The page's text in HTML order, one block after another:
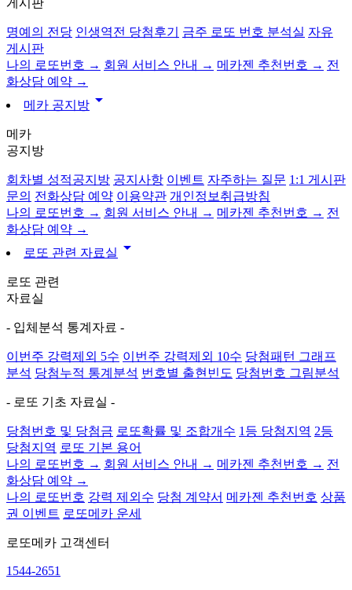
명예의 전당 인생역전 당첨후기 금주 로또 번호 분석실 자유
게시판
나의 로또번호 → 회원 서비스 안내 → 메카젠 추천번호 → 전
화상담 예약 →
메카 공지방 arrow_drop_down
메카
공지방
회차별 성적공지방 공지사항 이벤트 자주하는 질문 1:1 게시판
문의 전화상담 예약 이용약관 개인정보취급방침
나의 로또번호 → 회원 서비스 안내 → 메카젠 추천번호 → 전
화상담 예약 →
로또 관련 자료실 arrow_drop_down
로또 관련
자료실
- 입체분석 통계자료 -
이번주 강력제외 5수 이번주 강력제외 10수 당첨패턴 그래프
분석 당첨누적 통계분석 번호별 출현빈도 당첨번호 그림분석
- 로또 기초 자료실 -
당첨번호 및 당첨금 로또확률 및 조합개수 1등 당첨지역 2등
당첨지역 로또 기본 용어
나의 로또번호 → 회원 서비스 안내 → 메카젠 추천번호 → 전
화상담 예약 →
나의 로또번호 강력 제외수 당첨 계약서 메카젠 추천번호 상품
권 이벤트 로또메카 운세
로또메카 고객센터
1544-2651